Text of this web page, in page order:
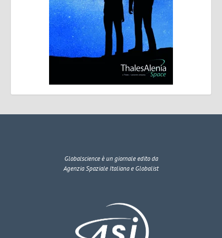
Globalscienceè un giornale edito da
Agenzia Spaziale Italiana e Globalist